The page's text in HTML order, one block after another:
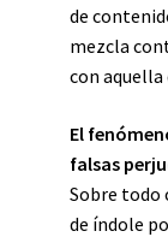
de
mezcla
con aquella
El
falsas
Sobre todo
de índole